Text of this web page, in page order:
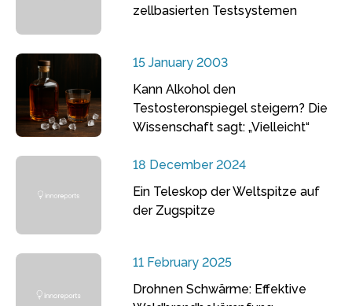
zellbasierten Testsystemen
15 January 2003
Kann Alkohol den
Testosteronspiegel steigern? Die
Wissenschaft sagt: „Vielleicht“
18 December 2024
Ein Teleskop der Weltspitze auf
der Zugspitze
11 February 2025
Drohnen Schwärme: Effektive